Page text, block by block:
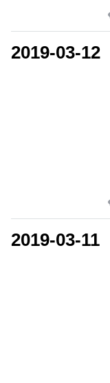
2019-03-12
2019-03-11